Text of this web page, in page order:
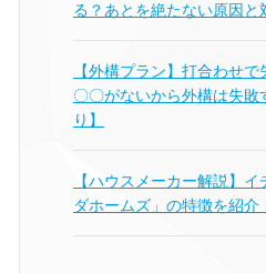
る？あとを絶たない原因と
【外構プラン】打合わせ
〇〇がないから外構は失敗
り】
【ハウスメーカー解説】
ダホームズ」の特徴を紹介